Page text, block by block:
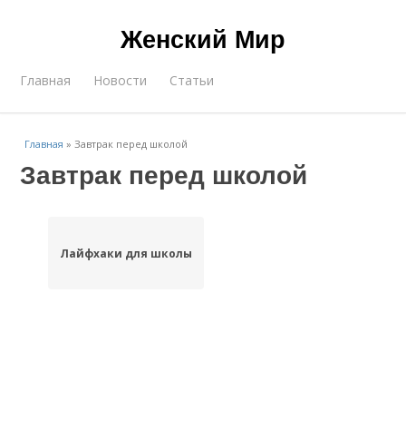
Женский Мир
Главная Новости Статьи
Главная »Завтрак перед школой
Завтрак перед школой
Лайфхаки для школы